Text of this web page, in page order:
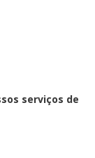
serviços de